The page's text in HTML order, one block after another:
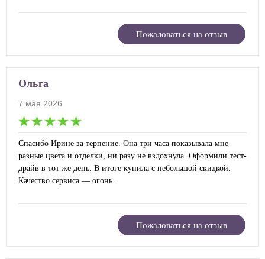
Пожаловаться на отзыв
Ольга
7 мая 2026
Спасибо Ирине за терпение. Она три часа показывала мне
разные цвета и отделки, ни разу не вздохнула. Оформили тест-
драйв в тот же день. В итоге купила с небольшой скидкой.
Качество сервиса — огонь.
Пожаловаться на отзыв